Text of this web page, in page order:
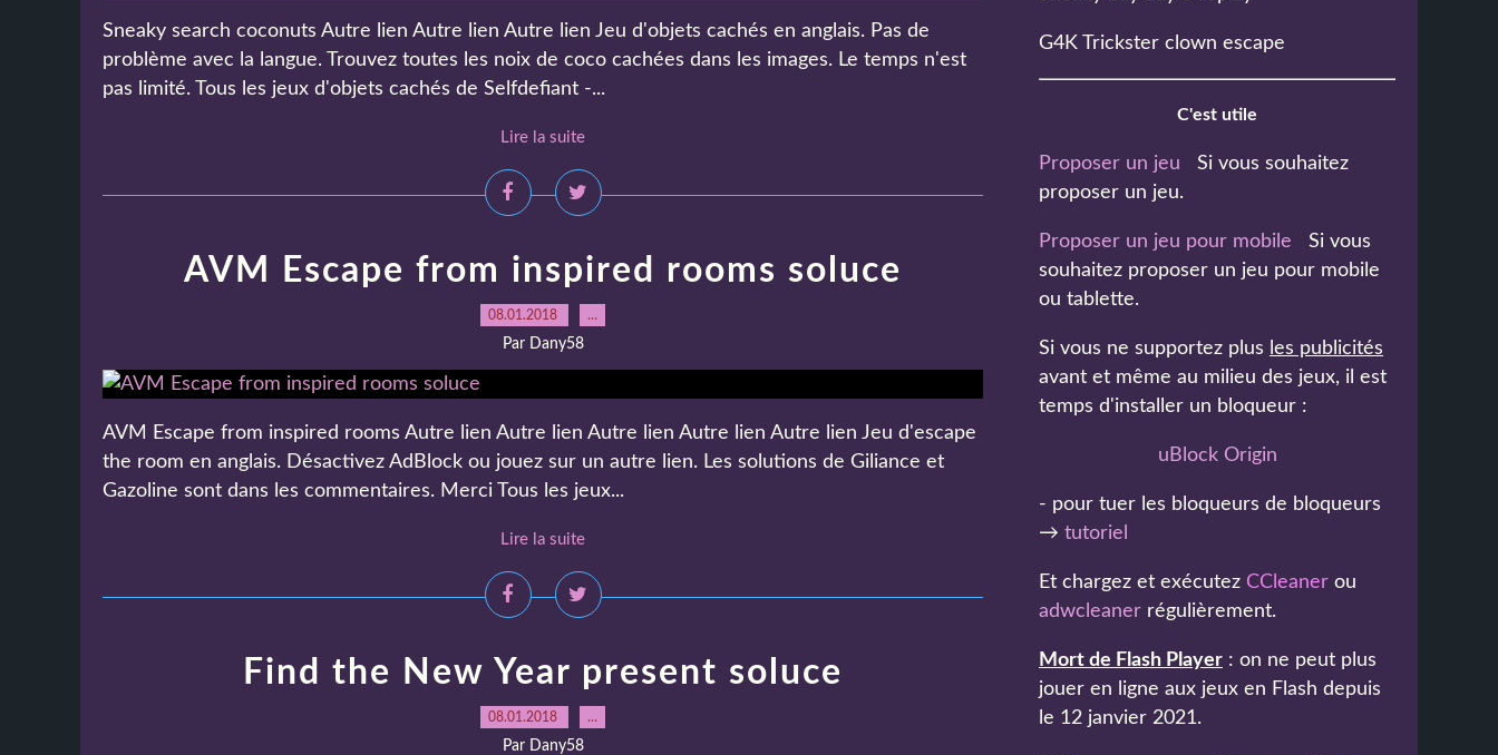
Sneaky search coconuts Autre lien Autre lien Autre lien Jeu d'objets cachés en anglais. Pas de
problème avec la langue. Trouvez toutes les noix de coco cachées dans les images. Le temps n'est
pas limité. Tous les jeux d'objets cachés de Selfdefiant -...
Lire la suite
AVM Escape from inspired rooms soluce
08.01.2018 …
Par Dany58
AVM Escape from inspired rooms Autre lien Autre lien Autre lien Autre lien Autre lien Jeu d'escape
the room en anglais. Désactivez AdBlock ou jouez sur un autre lien. Les solutions de Giliance et
Gazoline sont dans les commentaires. Merci Tous les jeux...
Lire la suite
Find the New Year present soluce
08.01.2018 …
Par Dany58
G4K Trickster clown escape
C'est utile
Proposer un jeu Si vous souhaitez
proposer un jeu.
Proposer un jeu pour mobile Si vous
souhaitez proposer un jeu pour mobile
ou tablette.
Si vous ne supportez plus les publicités
avant et même au milieu des jeux, il est
temps d'installer un bloqueur :
uBlock Origin
- pour tuer les bloqueurs de bloqueurs
→ tutoriel
Et chargez et exécutez CCleaner ou
adwcleaner régulièrement.
Mort de Flash Player : on ne peut plus
jouer en ligne aux jeux en Flash depuis
le 12 janvier 2021.